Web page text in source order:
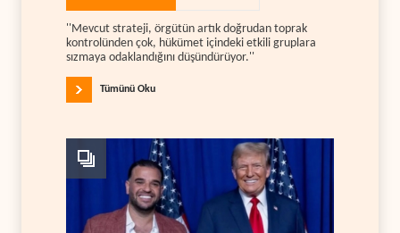
''Mevcut strateji, örgütün artık doğrudan toprak
kontrolünden çok, hükümet içindeki etkili gruplara
sızmaya odaklandığını düşündürüyor.''
Tümünü Oku